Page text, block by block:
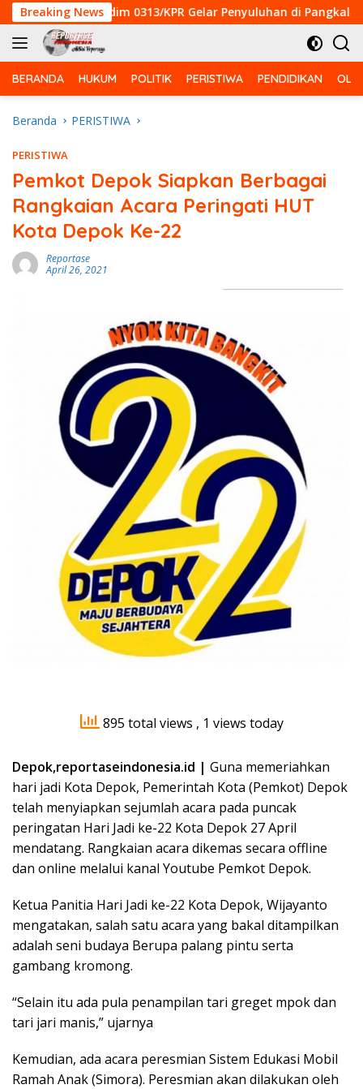
Langsung
ke
konten
Breaking News
Kodim 0313/KPR Gelar Penyuluhan di Pangkalan Terap
BERANDA HUKUM POLITIK PERISTIWA PENDIDIKAN
Beranda PERISTIWA
PERISTIWA
Pemkot Depok Siapkan Berbagai
Rangkaian Acara Peringati HUT
Kota Depok Ke-22
Reportase
April 26, 2021
895 total views , 1 views today
Depok,reportaseindonesia.id | Guna memeriahkan
hari jadi Kota Depok, Pemerintah Kota (Pemkot) Depok
telah menyiapkan sejumlah acara pada puncak
peringatan Hari Jadi ke-22 Kota Depok 27 April
mendatang. Rangkaian acara dikemas secara offline
dan online melalui kanal Youtube Pemkot Depok.
Ketua Panitia Hari Jadi ke-22 Kota Depok, Wijayanto
mengatakan, salah satu acara yang bakal ditampilkan
adalah seni budaya Berupa palang pintu serta
gambang kromong.
“Selain itu ada pula penampilan tari greget mpok dan
tari jari manis,” ujarnya
Kemudian, ada acara peresmian Sistem Edukasi Mobil
Ramah Anak (Simora). Peresmian akan dilakukan oleh